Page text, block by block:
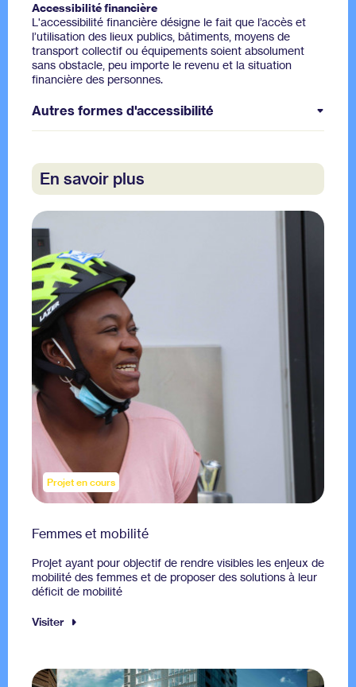
Accessibilité financière
L'accessibilité financière désigne le fait que l’accès et
l’utilisation des lieux publics, bâtiments, moyens de
transport collectif ou équipements soient absolument
sans obstacle, peu importe le revenu et la situation
financière des personnes.
Autres formes d'accessibilité
de participer pleinement à la société, et ce même en
l'absence de possession d’un appareil électronique ou
d'une connexion Internet, ou un manque de
En effet, on constate de plus en plus une fracture
numérique, c'est-à-dire un écart dans la population par
rapport à l'accès et l'aisance avec les technologies de
l'information et des communications, notamment en
raison de la diffusion inégale d'Internet.
L'accessibilité littéraire
participer à la société sans obstacle pour les personnes
qui vivent une ou des limitations littéraires ou
linguistiques, comme des difficultés importantes en
lecture ou une connaissance réduite de la langue
courante (exemple : le français).
L'accessibilité culturellefait référence à la possibilité
de participer à la société sans obstacle pour les
personnes qui manquent de repères culturels pour bien
comprendre le fonctionnement des déplacements dans
leur ville.
En savoir plus
Projet en cours
Femmes et mobilité
Projet ayant pour objectif de rendre visibles les enjeux de
mobilité des femmes et de proposer des solutions à leur
déficit de mobilité
Visiter